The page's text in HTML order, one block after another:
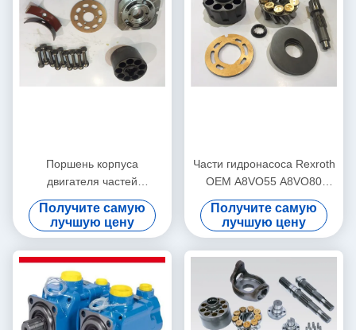
Поршень корпуса
двигателя частей
гидронасоса экскаватора
A8V115 A8V250
Получите самую
лучшую цену
Части гидронасоса Rexroth
OEM A8VO55 A8VO80
A8VO107
Получите самую
лучшую цену